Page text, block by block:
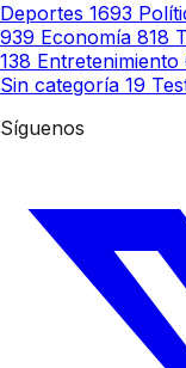
Deportes 1693
939 Economía 818
138 Entretenimiento
Sin categoría 19
Síguenos